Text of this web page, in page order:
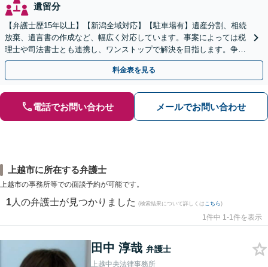
遺留分
【弁護士歴15年以上】【新潟全域対応】【駐車場有】遺産分割、相続
放棄、遺言書の作成など、幅広く対応しています。事案によっては税
理士や司法書士とも連携し、ワンストップで解決を目指します。争い
を防ぐためにもぜひご相談ください。【分割払い可】
料金表を見る
電話でお問い合わせ メールでお問い合わせ
上越市に所在する弁護士
上越市の事務所等での面談予約が可能です。
1 人の弁護士が見つかりました (検索結果について詳しくは こちら)
1件中 1-1件を表示
田中 淳哉 弁護士
上越中央法律事務所